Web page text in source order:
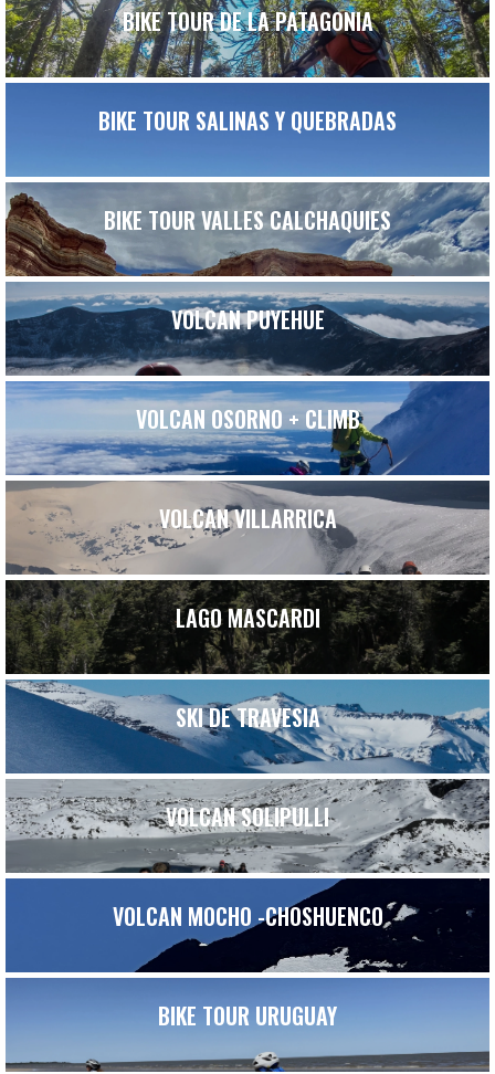
BIKE TOUR DE LA PATAGONIA
BIKE TOUR SALINAS Y QUEBRADAS
BIKE TOUR VALLES CALCHAQUIES
VOLCAN PUYEHUE
VOLCAN OSORNO + CLIMB
VOLCAN VILLARRICA
LAGO MASCARDI
SKI DE TRAVESIA
VOLCAN SOLIPULLI
VOLCAN MOCHO -CHOSHUENCO
BIKE TOUR URUGUAY